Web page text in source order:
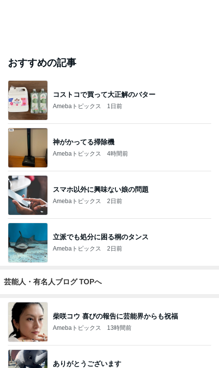
おすすめの記事
コストコで買って大正解のバター
Amebaトピックス 1日前
神がかってる掃除機
Amebaトピックス 4時間前
スマホ以外に興味ない娘の問題
Amebaトピックス 2日前
立派でも処分に困る桐のタンス
Amebaトピックス 2日前
芸能人・有名人ブログ TOPへ
柴咲コウ 喜びの報告に芸能界からも祝福
Amebaトピックス 13時間前
ありがとうございます